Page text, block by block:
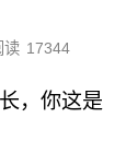
读 17344
，你这是